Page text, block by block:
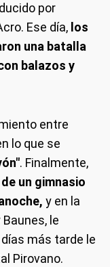
por
Ese día, los
una batalla
balazos y
entre
lo que se
. Finalmente,
un gimnasio
y en la
le
más tarde le
Pirovano.